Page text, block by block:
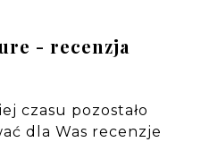
- recenzja
czasu pozostało
dla Was recenzje